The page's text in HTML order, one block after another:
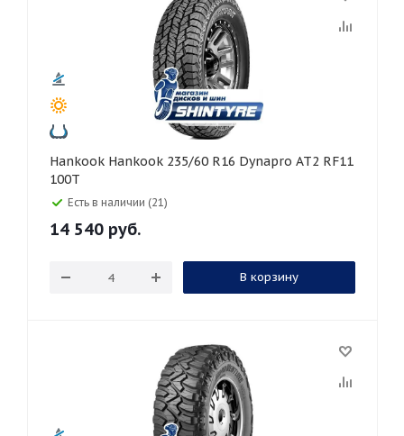
Hankook Hankook 235/60 R16 Dynapro AT2 RF11
100T
Есть в наличии (21)
14 540 руб.
В корзину